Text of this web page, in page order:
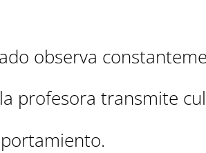
observa
profesora transmite